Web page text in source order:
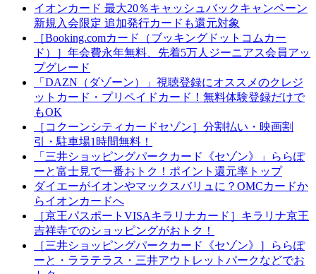
イオンカード 最大20％キャッシュバックキャンペーン
新規入会限定 追加発行カードも還元対象
［Booking.comカード（ブッキングドットコムカー
ド）］年会費永年無料、先着5万人ジーニアス会員アッ
プグレード
「DAZN（ダゾーン）」視聴登録にオススメのクレジ
ットカード・プリペイドカード！無料体験登録だけで
もOK
［コクーンシティカードセゾン］分割払い・映画割
引・駐車場1時間無料！
「三井ショッピングパークカード《セゾン》」ららぽ
ーと富士見で一番おトク！ポイント還元率トップ
ダイエーがイオンやマックスバリュに？OMCカードか
らイオンカードへ
［京王パスポートVISAキラリナカード］キラリナ京王
吉祥寺でのショッピングがおトク！
［三井ショッピングパークカード《セゾン》］ららぽ
ーと・ララテラス・三井アウトレットパークなどでお